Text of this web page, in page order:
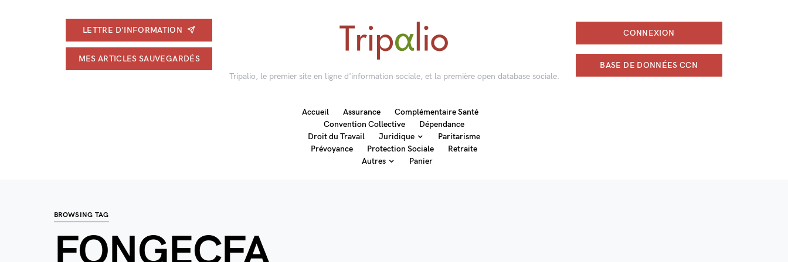
LETTRE D'INFORMATION
MES ARTICLES SAUVEGARDÉS
Tripalio, le premier site en ligne d'information sociale, et la première open database sociale.
CONNEXION
BASE DE DONNÉES CCN
Accueil Assurance
Complémentaire Santé
Convention Collective
Dépendance
Droit du Travail
Juridique
Paritarisme
Prévoyance
Protection Sociale
Retraite
Autres
Panier
BROWSING TAG